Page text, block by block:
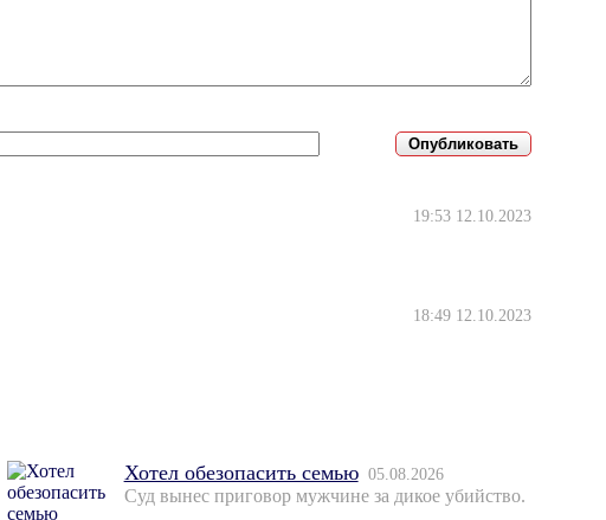
19:53 12.10.2023
18:49 12.10.2023
Хотел обезопасить семью 05.08.2026
Суд вынес приговор мужчине за дикое убийство.